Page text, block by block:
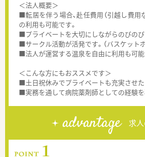
＜法人概要＞
■転居を伴う場合、赴任費用（引越し費用
の利用も可能です。
■プライベートを大切にしながらのびのび
■サークル活動が活発です。（バスケットボ
■法人が運営する温泉を自由に利用も可能
＜こんな方にもおススメです＞
■土日祝休みでプライベートも充実させ
■実務を通して病院薬剤師としての経験
advantage 求